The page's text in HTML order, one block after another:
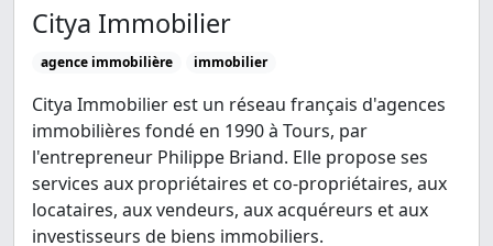
Citya Immobilier
agence immobilière immobilier
Citya Immobilier est un réseau français d'agences
immobilières fondé en 1990 à Tours, par
l'entrepreneur Philippe Briand. Elle propose ses
services aux propriétaires et co-propriétaires, aux
locataires, aux vendeurs, aux acquéreurs et aux
investisseurs de biens immobiliers.